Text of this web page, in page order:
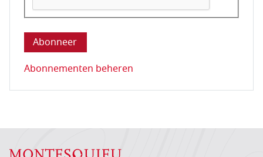
Deze vraag is om te controleren dat u een mens
Abonnementen beheren